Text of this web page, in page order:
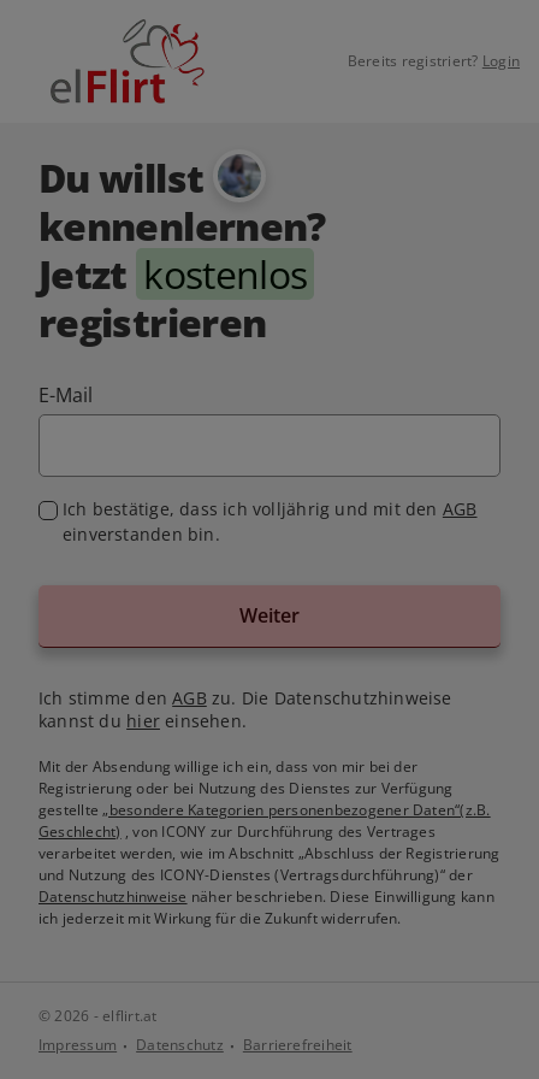
Bereits registriert? Login
Du willst
kennenlernen?
Jetzt kostenlos
registrieren
E-Mail
Ich bestätige, dass ich volljährig und mit den AGB
einverstanden bin.
Weiter
Ich stimme denAGB zu. Die Datenschutzhinweise
kannst du hiereinsehen.
Mit der Absendung willige ich ein, dass von mir bei der
Registrierung oder bei Nutzung des Dienstes zur Verfügung
gestellte„besondere Kategorien personenbezogener Daten“(z.B.
Geschlecht) , von ICONY zur Durchführung des Vertrages
verarbeitet werden, wie im Abschnitt „Abschluss der Registrierung
und Nutzung des ICONY-Dienstes (Vertragsdurchführung)“ der
Datenschutzhinweise näher beschrieben. Diese Einwilligung kann
ich jederzeit mit Wirkung für die Zukunft widerrufen.
© 2026 - elflirt.at
Impressum
Datenschutz Barrierefreiheit